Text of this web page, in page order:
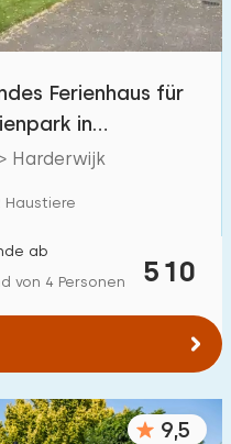
Ferienhaus für
in
Harderwijk
Haustiere
510
ab
von 4 Personen
9,5